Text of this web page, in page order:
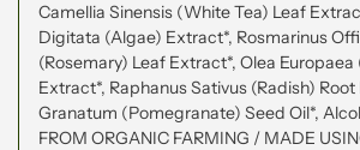
Camellia Sinensis (White Tea) Leaf
Digitata (Algae) Extract*, Rosmarinus
(Rosemary) Leaf Extract*, Olea Europaea
Extract*, Raphanus Sativus (Radish)
Granatum (Pomegranate) Seed Oil*,
FROM ORGANIC FARMING / MADE